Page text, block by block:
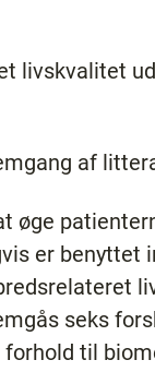
livskvalitet
af
øge
er benyttet
seks
til